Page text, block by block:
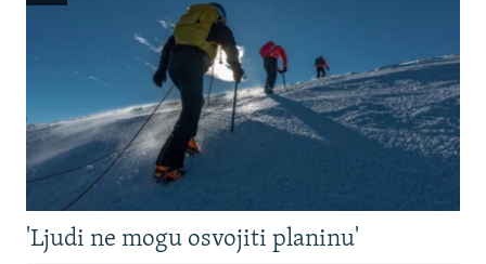
'Ljudi ne mogu osvojiti planinu'